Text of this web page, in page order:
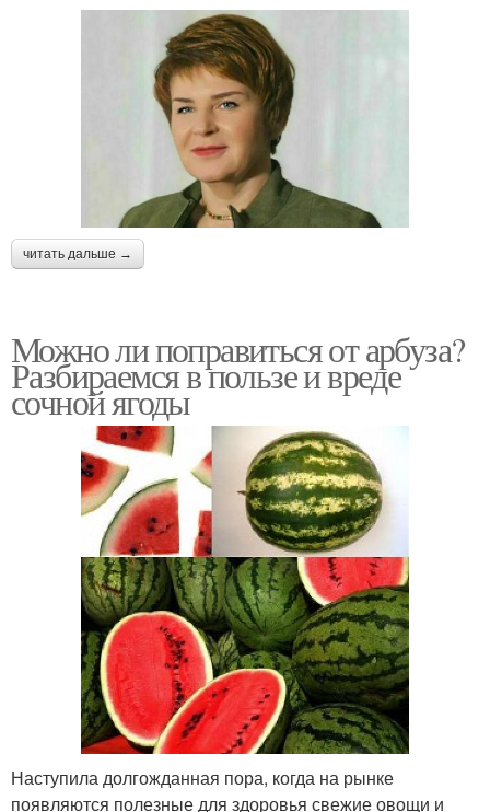
читать дальше →
Можно ли поправиться от арбуза?
Разбираемся в пользе и вреде
сочной ягоды
Наступила долгожданная пора, когда на рынке
появляются полезные для здоровья свежие овощи и